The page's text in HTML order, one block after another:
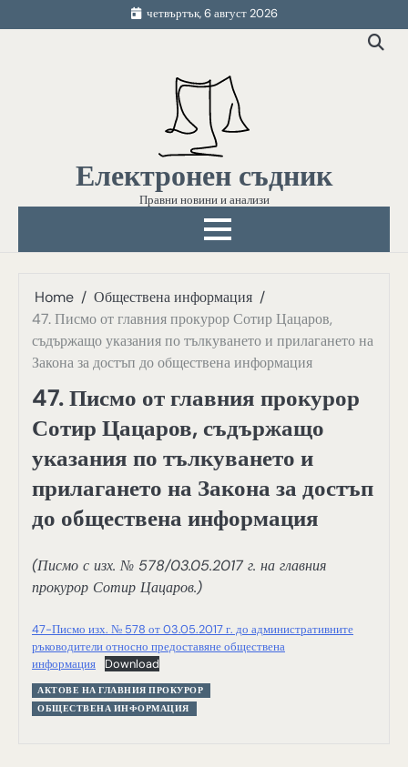
to
четвъртък, 6 август 2026
Електронен съдник
Правни новини и анализи
Home
Обществена информация
47. Писмо от главния прокурор Сотир Цацаров,
съдържащо указания по тълкуването и прилагането на
Закона за достъп до обществена информация
47. Писмо от главния прокурор
Сотир Цацаров, съдържащо
указания по тълкуването и
прилагането на Закона за достъп
до обществена информация
(Писмо с изх. № 578/03.05.2017 г. на главния
прокурор Сотир Цацаров.)
47-Писмо изх. № 578 от 03.05.2017 г. до административните
ръководители относно предоставяне обществена
информация
Download
АКТОВЕ НА ГЛАВНИЯ ПРОКУРОР
ОБЩЕСТВЕНА ИНФОРМАЦИЯ